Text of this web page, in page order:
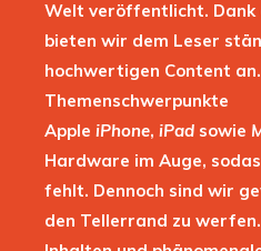
Welt veröffentlicht. Dank
bieten wir dem Leser
hochwertigen Content
Themenschwerpunkte
Apple iPhone, iPad sowie
Hardware im Auge,
fehlt. Dennoch sind wir
den Tellerrand zu